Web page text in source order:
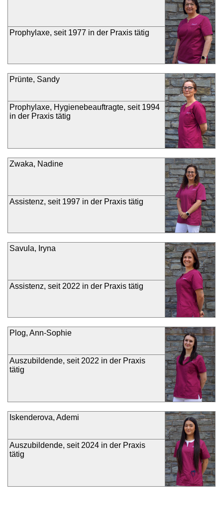
Prophylaxe, seit 1977 in der Praxis tätig
Prünte, Sandy
Prophylaxe, Hygienebeauftragte, seit 1994
in der Praxis tätig
Zwaka, Nadine
Assistenz, seit 1997 in der Praxis tätig
Savula, Iryna
Assistenz, seit 2022 in der Praxis tätig
Plog, Ann-Sophie
Auszubildende, seit 2022 in der Praxis
tätig
Iskenderova, Ademi
Auszubildende, seit 2024 in der Praxis
tätig